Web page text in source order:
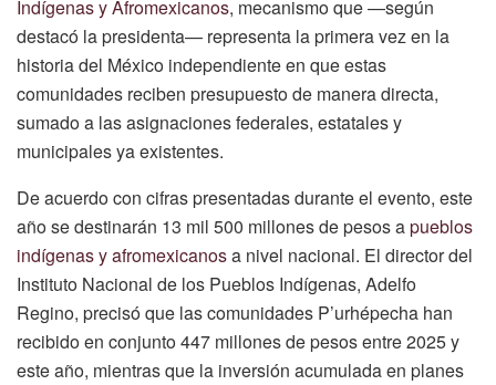
Indígenas y Afromexicanos, mecanismo que —según
destacó la presidenta— representa la primera vez en la
historia del México independiente en que estas
comunidades reciben presupuesto de manera directa,
sumado a las asignaciones federales, estatales y
municipales ya existentes.
De acuerdo con cifras presentadas durante el evento, este
año se destinarán 13 mil 500 millones de pesos apueblos
indígenas y afromexicanosa nivel nacional. El director del
Instituto Nacional de los Pueblos Indígenas, Adelfo
Regino, precisó que las comunidades P’urhépecha han
recibido en conjunto 447 millones de pesos entre 2025 y
este año, mientras que la inversión acumulada en planes